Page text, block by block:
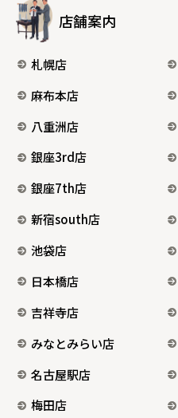
店舗案内
札幌店
麻布本店
八重洲店
銀座3rd店
銀座7th店
新宿south店
池袋店
日本橋店
吉祥寺店
みなとみらい店
名古屋駅店
梅田店